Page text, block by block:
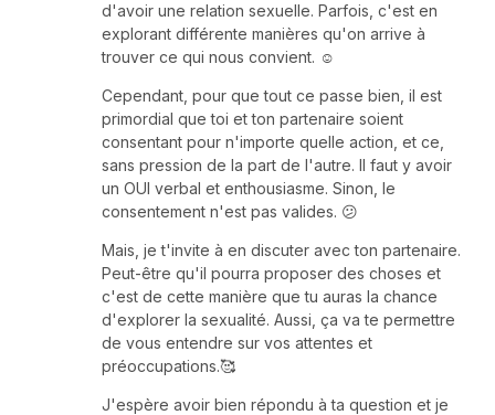
d'avoir une relation sexuelle. Parfois, c'est en
explorant différente manières qu'on arrive à
trouver ce qui nous convient. ☺️
Cependant, pour que tout ce passe bien, il est
primordial que toi et ton partenaire soient
consentant pour n'importe quelle action, et ce,
sans pression de la part de l'autre. Il faut y avoir
un OUI verbal et enthousiasme. Sinon, le
consentement n'est pas valides. 😕
Mais, je t'invite à en discuter avec ton partenaire.
Peut-être qu'il pourra proposer des choses et
c'est de cette manière que tu auras la chance
d'explorer la sexualité. Aussi, ça va te permettre
de vous entendre sur vos attentes et
préoccupations.🥰
J'espère avoir bien répondu à ta question et je